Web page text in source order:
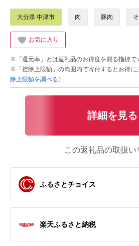
大分県 中津市 肉 豚肉
お気に入り
※「還元率」とは返礼品のお得度を測る指標で
※「控除上限額」の範囲内で寄付するとお得に
除上限額を調べる）
詳細を見る
この返礼品の取扱い
ふるさとチョイス
楽天ふるさと納税